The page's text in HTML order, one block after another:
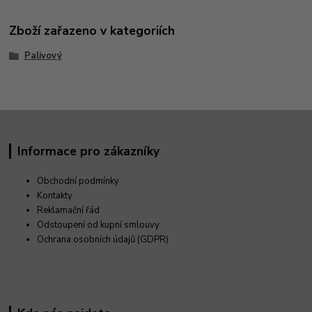
Zboží zařazeno v kategoriích
Palivový
Informace pro zákazníky
Obchodní podmínky
Kontakty
Reklamační řád
Odstoupení od kupní smlouvy
Ochrana osobních údajů (GDPR)